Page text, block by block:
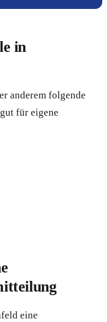
in
anderem folgende
für eigene
eine